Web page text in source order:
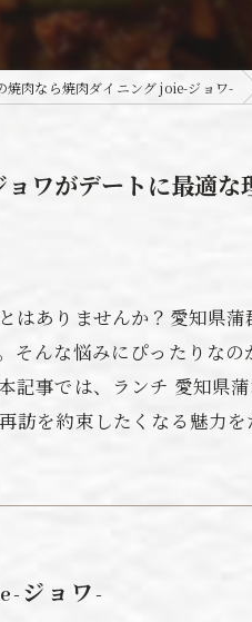
焼肉なら焼肉ダイニング joie-ジョワ-
ワがデートに最適な
はありませんか？愛知県
そんな悩みにぴったりな
記事では、ランチ 愛知県
を約束したくなる魅力を
ジョワ-